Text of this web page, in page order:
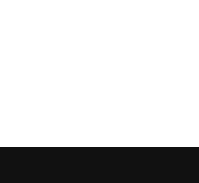
童兒的 INSTAGRAM